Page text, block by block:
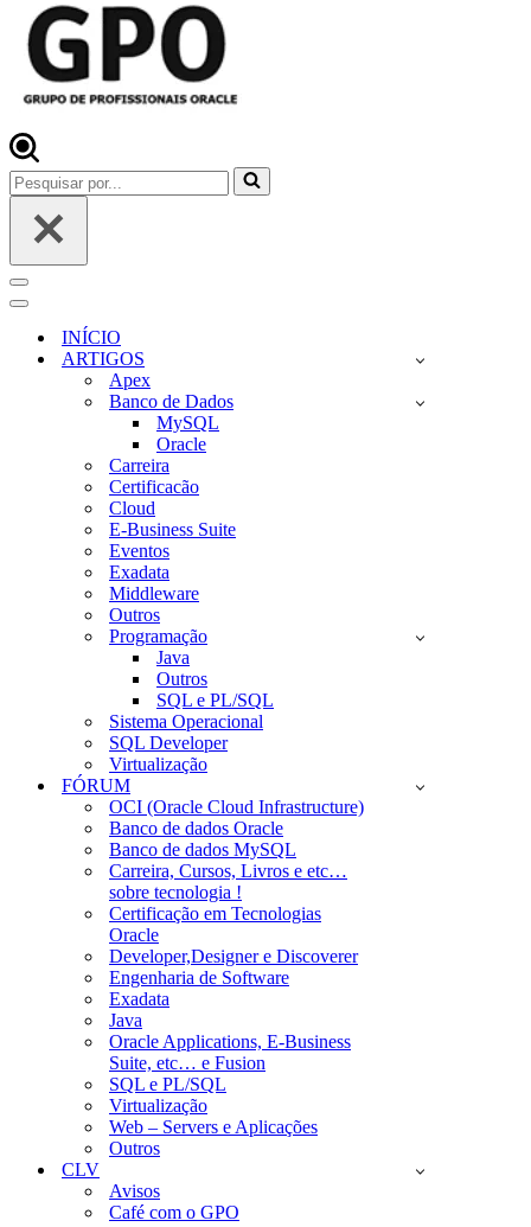
Pesquisar
por...
Menu
de
navegação
Menu
navegaçãoINÍCIO
ARTIGOS
Apex
Banco de Dados
MySQL
Oracle
Carreira
Certificacão
Cloud
E-Business Suite
Eventos
Exadata
Middleware
Outros
Programação
Java
Outros
SQL e PL/SQL
Sistema Operacional
SQL Developer
Virtualização
FÓRUM
OCI (Oracle Cloud Infrastructure)
Banco de dados Oracle
Banco de dados MySQL
Carreira, Cursos, Livros e etc…
sobre tecnologia !
Certificação em Tecnologias
Oracle
Developer,Designer e Discoverer
Engenharia de Software
Exadata
Java
Oracle Applications, E-Business
Suite, etc… e Fusion
SQL e PL/SQL
Virtualização
Web – Servers e Aplicações
Outros
CLV
Avisos
Café com o GPO